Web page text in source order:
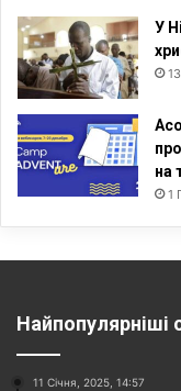
У
на
1
Найпопулярніші
11 Січня, 2025, 14:57